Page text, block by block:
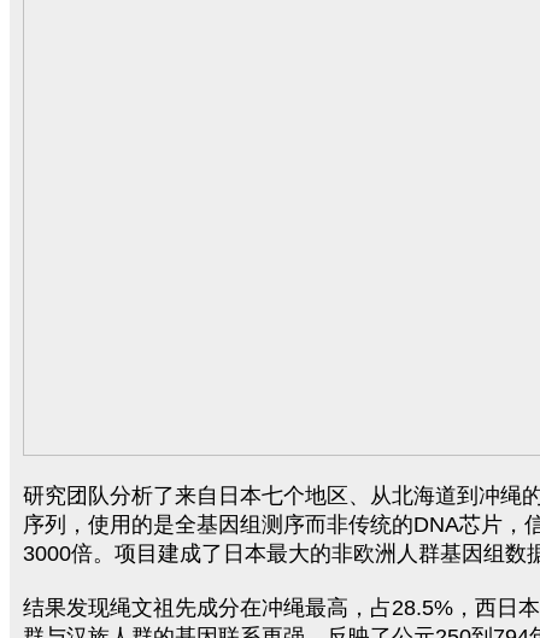
研究团队分析了来自日本七个地区、从北海道到冲绳
序列，使用的是全基因组测序而非传统的DNA芯片，
3000倍。项目建成了日本最大的非欧洲人群基因组数
结果发现绳文祖先成分在冲绳最高，占28.5%，西日